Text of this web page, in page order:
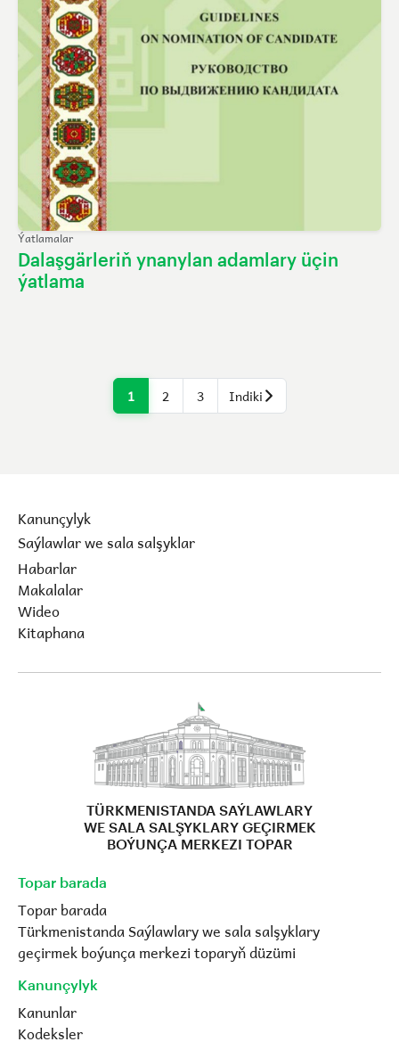
Ýatlamalar
Dalaşgärleriň ynanylan adamlary üçin
ýatlama
1 2 3 Indiki
Kanunçylyk
Saýlawlar we sala salşyklar
Habarlar
Makalalar
Wideo
Kitaphana
TÜRKMENISTANDA SAÝLAWLARY
WE SALA SALŞYKLARY GEÇIRMEK
BOÝUNÇA MERKEZI TOPAR
Topar barada
Topar barada
Türkmenistanda Saýlawlary we sala salşyklary
geçirmek boýunça merkezi toparyň düzümi
Kanunçylyk
Kanunlar
Kodeksler